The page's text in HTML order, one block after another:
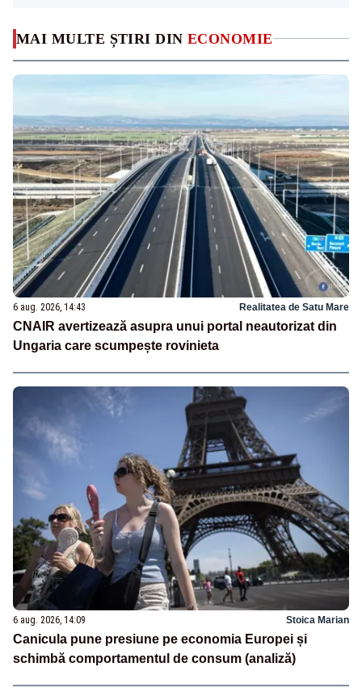
MAI MULTE ȘTIRI DIN ECONOMIE
6 aug. 2026, 14:43 Realitatea de Satu Mare
CNAIR avertizează asupra unui portal neautorizat din
Ungaria care scumpește rovinieta
6 aug. 2026, 14:09 Stoica Marian
Canicula pune presiune pe economia Europei și
schimbă comportamentul de consum (analiză)